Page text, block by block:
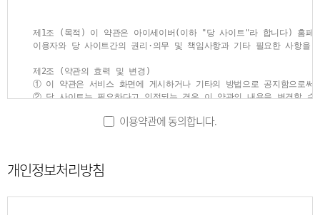
제1조 (목적) 이 약관은 아이세이버(이하 "당 사이트"라 합니다) 홈페
이용자와 당 사이트간의 권리·의무 및 책임사항과 기타 필요한 사항을
제2조 (약관의 효력 및 변경)
① 이 약관은 서비스 화면에 게시하거나 기타의 방법으로 공지함으로
② 당 사이트는 필요하다고 인정되는 경우 이 약관의 내용을 변경할
변경된 약관은 전항과 같은 방법으로 효력이 발생합니다.
제3조 (용어의 정의)
1. 이용자 : 서비스에 접속하여 당 사이트가 제공하는 서비스를 받는
이용약관에 동의합니다.
개인정보처리방침